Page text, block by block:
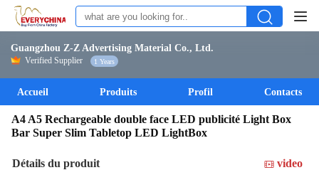
Guangzhou Z-Z Advertising Material Co., Ltd.
Verified Supplier 1 Years
Accueil Produits Profil Contacts
A4 A5 Rechargeable double face LED publicité Light Box
Bar Super Slim Tabletop LED LightBox
Détails du produit video